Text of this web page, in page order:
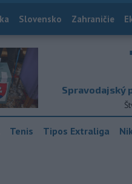
Slovensko Zahraničie
Spravodajský
Tenis Tipos Extraliga